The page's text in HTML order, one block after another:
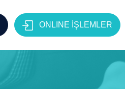
ONLINE İŞLEMLER